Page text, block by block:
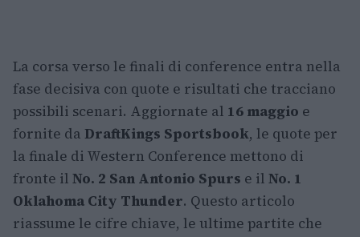
La corsa verso le finali di conference entra nella
fase decisiva con quote e risultati che tracciano
possibili scenari. Aggiornate al 16 maggio e
fornite da DraftKings Sportsbook, le quote per
la finale di Western Conference mettono di
fronte il No. 2 San Antonio Spurs e il No. 1
Oklahoma City Thunder. Questo articolo
riassume le cifre chiave, le ultime partite che